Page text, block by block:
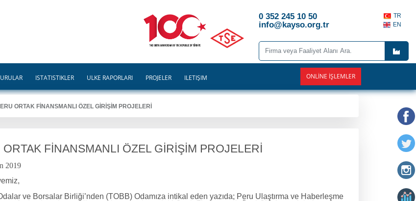
0 352 245 10 50
info@kayso.org.tr
TR
EN
İSTATİSTİKLER ÜLKE RAPORLARI PROJELER İLETİŞİM ONLINE İŞLEMLER
ORTAK FİNANSMANLI ÖZEL GİRİŞİM PROJELERİ
ORTAK FİNANSMANLI ÖZEL GİRİŞİM PROJELERİ
2019
ve Borsalar Birliği’nden (TOBB) Odamıza intikal eden yazıda; Peru Ulaştırma ve Haberleşme